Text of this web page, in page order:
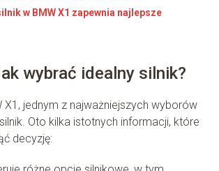
w BMW X1 zapewnia najlepsze
wybrać idealny silnik?
X1, jednym z najważniejszych wyborów
Oto kilka istotnych informacji, które
decyzję: